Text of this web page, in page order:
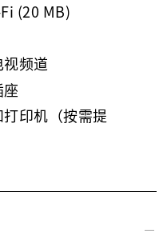
(20 MB)
频道
印机（按需提